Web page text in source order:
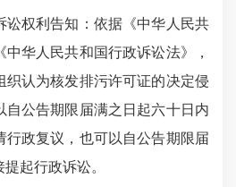
权利告知：依据《中华人民共
华人民共和国行政诉讼法》，
织认为核发排污许可证的决定侵
自公告期限届满之日起六十日内
行政复议，也可以自公告期限届
起行政诉讼。